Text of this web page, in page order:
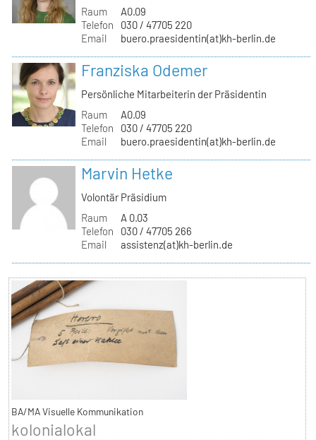
Raum
A0.09
Telefon
030 / 47705 220
Email
buero.praesidentin(at)kh-berlin.de
Franziska Odemer
Persönliche Mitarbeiterin der Präsidentin
Raum
A0.09
Telefon
030 / 47705 220
Email
buero.praesidentin(at)kh-berlin.de
Marvin Hetke
Volontär Präsidium
Raum
A 0.03
Telefon
030 / 47705 266
Email
assistenz(at)kh-berlin.de
BA/MA Visuelle Kommunikation
kolonialokal